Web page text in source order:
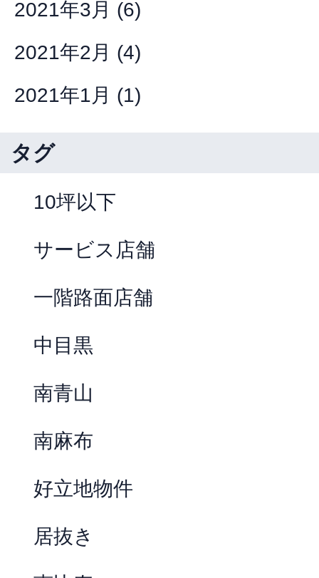
2021年3月 (6)
2021年2月 (4)
2021年1月 (1)
タグ
10坪以下
サービス店舗
一階路面店舗
中目黒
南青山
南麻布
好立地物件
居抜き